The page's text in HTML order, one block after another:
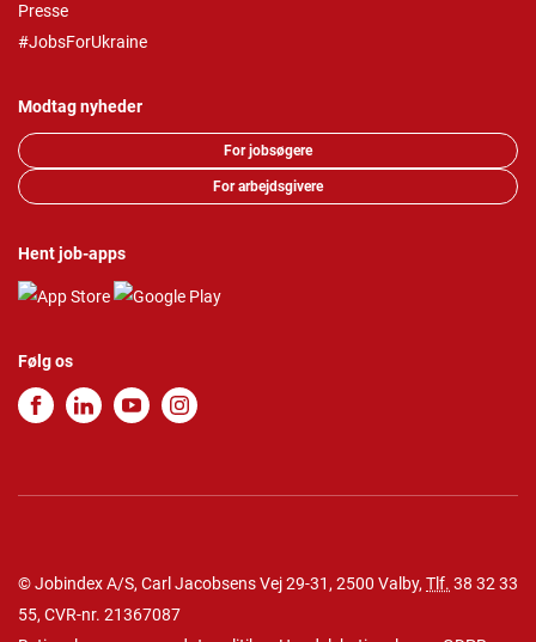
Presse
#JobsForUkraine
Modtag nyheder
For jobsøgere
For arbejdsgivere
Hent job-apps
Følg os
© Jobindex A/S, Carl Jacobsens Vej 29-31, 2500 Valby, Tlf. 38 32 33
55, CVR-nr. 21367087